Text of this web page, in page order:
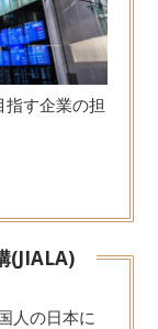
す企業の担
(JIALA)
人の日本に